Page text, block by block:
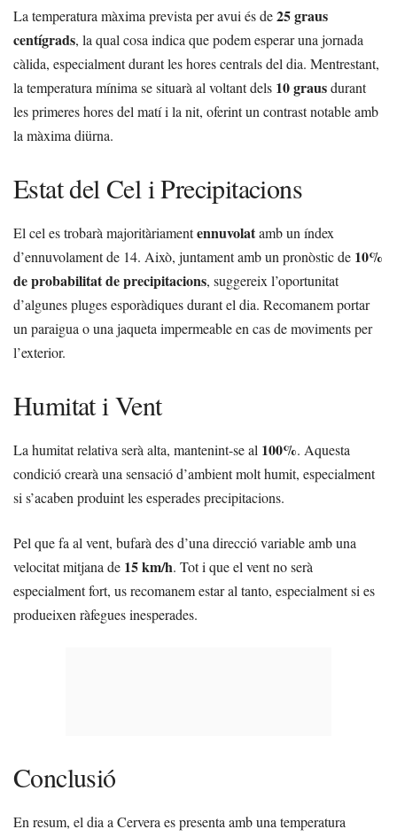
La temperatura màxima prevista per avui és de25 graus
centígrads, la qual cosa indica que podem esperar una jornada
càlida, especialment durant les hores centrals del dia. Mentrestant,
la temperatura mínima se situarà al voltant dels 10 grausdurant
les primeres hores del matí i la nit, oferint un contrast notable amb
la màxima diürna.
Estat del Cel i Precipitacions
El cel es trobarà majoritàriamentennuvolatamb un índex
d’ennuvolament de 14. Això, juntament amb un pronòstic de 10%
de probabilitat de precipitacions, suggereix l’oportunitat
d’algunes pluges esporàdiques durant el dia. Recomanem portar
un paraigua o una jaqueta impermeable en cas de moviments per
l’exterior.
Humitat i Vent
La humitat relativa serà alta, mantenint-se al 100%. Aquesta
condició crearà una sensació d’ambient molt humit, especialment
si s’acaben produint les esperades precipitacions.
Pel que fa al vent, bufarà des d’una direcció variable amb una
velocitat mitjana de 15 km/h. Tot i que el vent no serà
especialment fort, us recomanem estar al tanto, especialment si es
produeixen ràfegues inesperades.
Conclusió
En resum, el dia a Cervera es presenta amb una temperatura